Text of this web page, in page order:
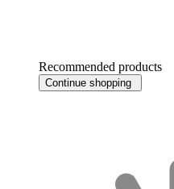
Recommended products
Continue shopping